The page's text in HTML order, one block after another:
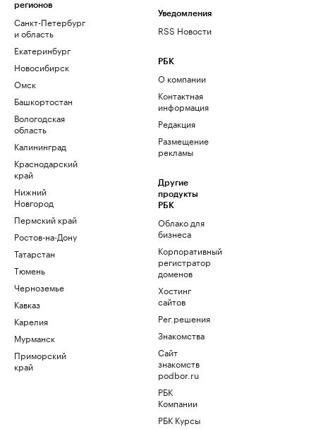
регионов
Санкт-Петербург
и область
Екатеринбург
Новосибирск
Омск
Башкортостан
Вологодская
область
Калининград
Краснодарский
край
Нижний
Новгород
Пермский край
Ростов-на-Дону
Татарстан
Тюмень
Черноземье
Кавказ
Карелия
Мурманск
Приморский
край
Уведомления
RSS Новости
РБК
О компании
Контактная
информация
Редакция
Размещение
рекламы
Другие
продукты
РБК
Облако для
бизнеса
Корпоративный
регистратор
доменов
Хостинг
сайтов
Рег.решения
Знакомства
Сайт
знакомств
podbor.ru
РБК
Компании
РБК Курсы